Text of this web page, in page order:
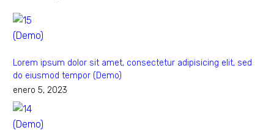
Lorem ipsum dolor sit amet, consectetur adipisicing elit, sed
do eiusmod tempor (Demo)
enero 5, 2023